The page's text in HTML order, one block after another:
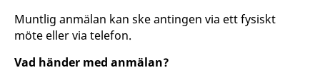
Muntlig anmälan kan ske antingen via ett fysiskt
möte eller via telefon.
Vad händer med anmälan?